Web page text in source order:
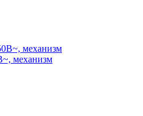
механизм